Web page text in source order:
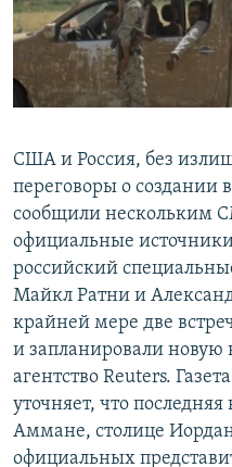
США и Россия, без
переговоры о создании
сообщили нескольким
официальные
российский
Майкл Ратни и
крайней мере две
и запланировали новую
агентство Reuters.
уточняет, что последняя
Аммане, столице
официальных